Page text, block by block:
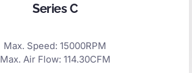
Series C
Max. Speed: 15000RPM
Max. Air Flow: 114.30CFM